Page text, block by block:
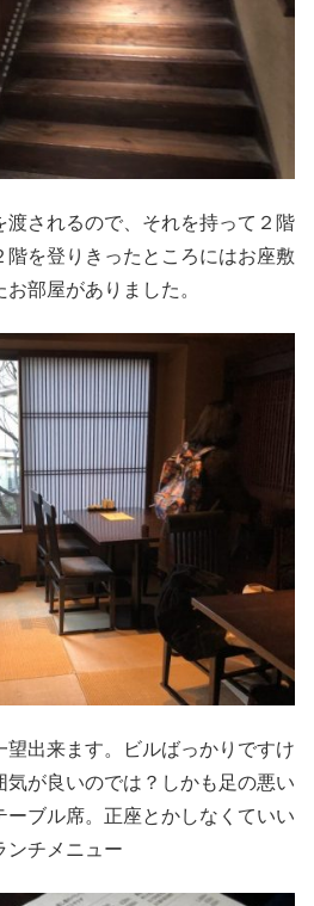
渡されるので、それを持って２階
階を登りきったところにはお座敷
部屋がありました。
望出来ます。ビルばっかりですけ
気が良いのでは？しかも足の悪い
ブル席。正座とかしなくていい
ンチメニュー